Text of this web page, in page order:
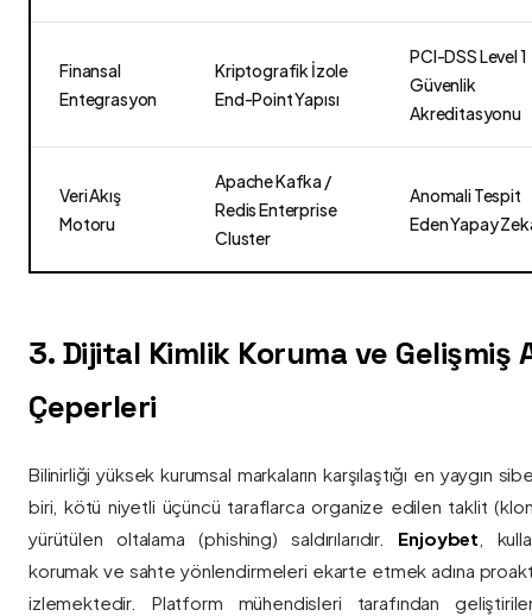
Finansal
Entegrasyon
Kriptografik İzole
End-Point Yapısı
PCI-DSS Level 1
Güvenlik
Akreditasyonu
Veri Akış
Motoru
Apache Kafka /
Redis Enterprise
Cluster
Anomali Tespit
Eden Yapay
3. Dijital Kimlik Koruma ve Gelişmiş
Çeperleri
Bilinirliği yüksek kurumsal markaların karşılaştığı en yaygın
biri, kötü niyetli üçüncü taraflarca organize edilen taklit
yürütülen oltalama (phishing) saldırılarıdır. Enjoybet ,
korumak ve sahte yönlendirmeleri ekarte etmek adına
izlemektedir. Platform mühendisleri tarafından